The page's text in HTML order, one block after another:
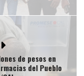
de pesos en
del Pueblo